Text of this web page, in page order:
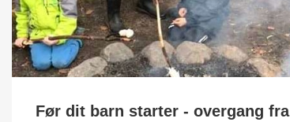
Før dit barn starter - overgang fra